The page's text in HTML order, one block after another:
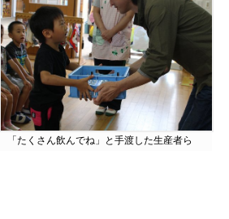
「たくさん飲んでね」と手渡した生産者ら